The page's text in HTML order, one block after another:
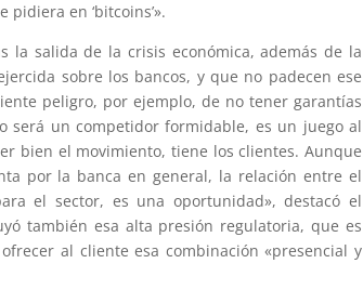
pidiera en ‘bitcoins’».
la salida de la crisis económica, además de la
sobre los bancos, y que no padecen ese
peligro, por ejemplo, de no tener garantías
será un competidor formidable, es un juego al
bien el movimiento, tiene los clientes. Aunque
por la banca en general, la relación entre el
el sector, es una oportunidad», destacó el
también esa alta presión regulatoria, que es
al cliente esa combinación «presencial y